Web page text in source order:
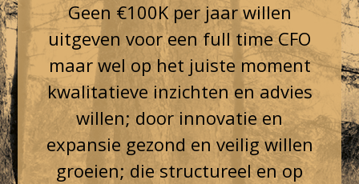
Geen €100K per jaar willen
uitgeven voor een full time CFO
maar wel op het juiste moment
kwalitatieve inzichten en advies
willen; door innovatie en
expansie gezond en veilig willen
groeien; die structureel en op